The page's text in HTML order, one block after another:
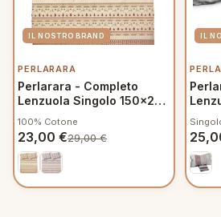
PERLARARA
Perlarara - Completo
Lenzuola Singolo 150x295
100% Cotone
23,00 €29,00€
C305